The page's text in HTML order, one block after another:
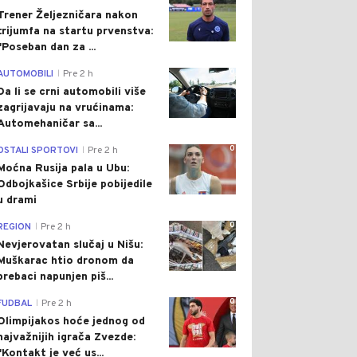
Željezničara nakon
na startu prvenstva:
dan za ...
0
Pre 2 h
li se crni automobili više
na vrućinama:
sa...
0
SPORTOVI Pre 2 h
Rusija pala u Ubu:
Srbije pobijedile
drami
0
Pre 2 h
slučaj u Nišu:
htio dronom da
napunjen piš...
0
Pre 2 h
hoće jednog od
igrača Zvezde:
je već us...